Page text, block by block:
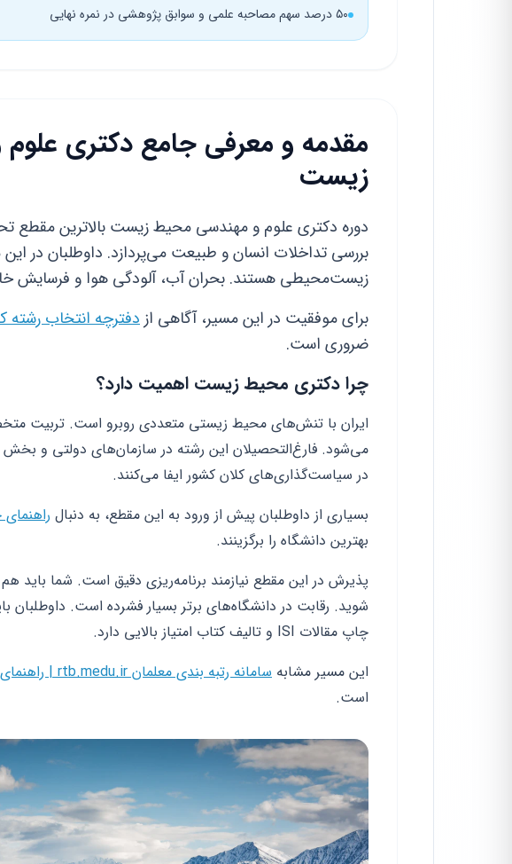
۵۰ درصد سهم مصاحبه علمی و سوابق پژوهشی در نمره نهایی
مقدمه و معرفی جامع دکتری
زیست
دوره دکتری علوم و مهندسی محیط زیست بالاترین مقطع
بررسی تداخلات انسان و طبیعت می‌پردازد. داوطلبان در
زیست‌محیطی هستند. بحران آب، آلودگی هوا و فرسایش
برای موفقیت در این مسیر، آگاهی از دفترچه انتخاب رشته کنکور ۱۴۰۲ | دانلود و
ضروری است.
چرا دکتری محیط زیست اهمیت دارد؟
ایران با تنش‌های محیط زیستی متعددی روبرو است. تربیت
می‌شود. فارغ‌التحصیلان این رشته در سازمان‌های دولتی و
در سیاست‌گذاری‌های کلان کشور ایفا می‌کنند.
بسیاری از داوطلبان پیش از ورود به این مقطع، به دنبال راهنمای
بهترین دانشگاه را برگزینند.
پذیرش در این مقطع نیازمند برنامه‌ریزی دقیق است. شما باید
شوید. رقابت در دانشگاه‌های برتر بسیار فشرده است. داوطلبان
چاپ مقالات ISI و تالیف کتاب امتیاز بالایی دارد.
این مسیر مشابه سامانه رتبه بندی معلمان rtb.medu.ir | راهنمای کامل ۱۴۰۱
است.